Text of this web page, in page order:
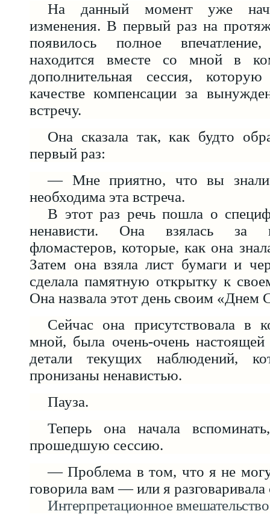
На данный момент уже
изменения. В первый раз на
появилось полное
находится вместе со мной в
дополнительная сессия,
качестве компенсации за
встречу.
Она сказала так, как будто
первый раз:
— Мне приятно, что вы
необходима эта встреча.
В этот раз речь пошла о
ненависти. Она взялась за
фломастеров, которые, как она
Затем она взяла лист бумаги и
сделала памятную открытку к
Она назвала этот день своим «Днем
Сейчас она присутствовала в
мной, была очень-очень
детали текущих наблюдений,
пронизаны ненавистью.
Пауза.
Теперь она начала
прошедшую сессию.
— Проблема в том, что я не
говорила вам — или я разговаривала
Интерпретационное вмешательство